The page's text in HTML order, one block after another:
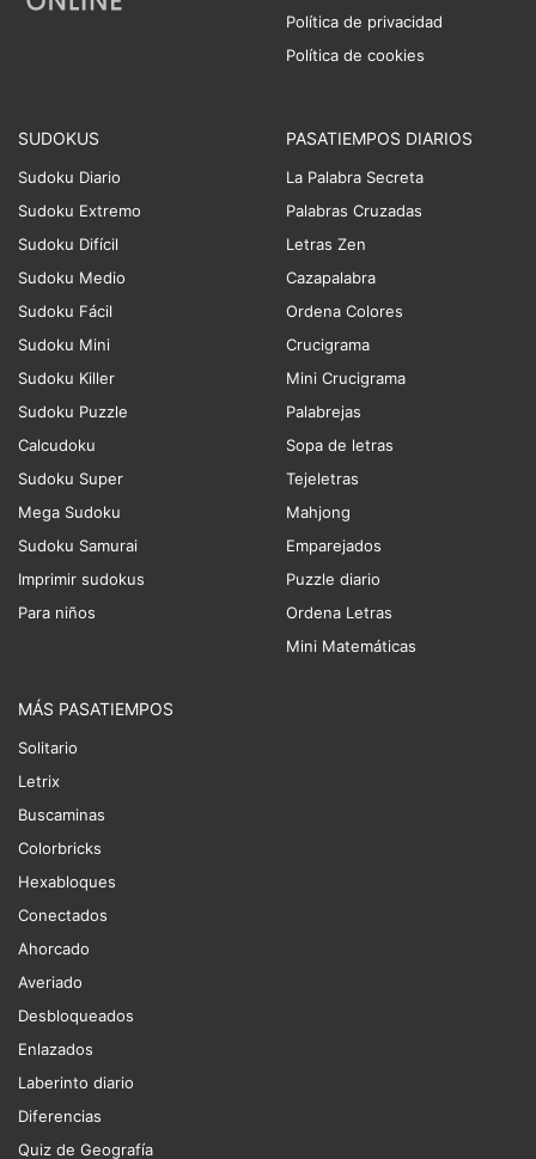
Política de privacidad
Política de cookies
SUDOKUS
Sudoku Diario
Sudoku Extremo
Sudoku Difícil
Sudoku Medio
Sudoku Fácil
Sudoku Mini
Sudoku Killer
Sudoku Puzzle
Calcudoku
Sudoku Super
Mega Sudoku
Sudoku Samurai
Imprimir sudokus
Para niños
PASATIEMPOS DIARIOS
La Palabra Secreta
Palabras Cruzadas
Letras Zen
Cazapalabra
Ordena Colores
Crucigrama
Mini Crucigrama
Palabrejas
Sopa de letras
Tejeletras
Mahjong
Emparejados
Puzzle diario
Ordena Letras
Mini Matemáticas
MÁS PASATIEMPOS
Solitario
Letrix
Buscaminas
Colorbricks
Hexabloques
Conectados
Ahorcado
Averiado
Desbloqueados
Enlazados
Laberinto diario
Diferencias
Quiz de Geografía